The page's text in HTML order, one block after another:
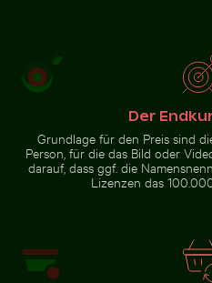
Der
Grundlage für den Preis sind
Person, für die das Bild oder
darauf, dass ggf. die
Lizenzen das